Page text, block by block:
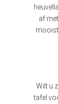
af
Wilt u
tafel